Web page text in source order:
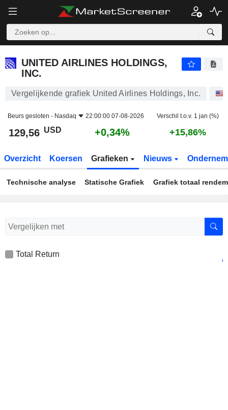
UNITED AIRLINES HOLDINGS,
INC.
Vergelijkende grafiek United Airlines Holdings, Inc.
Beurs gesloten - Nasdaq 22:00:00 07-08-2026 Verschil t.o.v. 1 jan (%)
129,56 USD +0,34% +15,86%
Overzicht Koersen Grafieken Nieuws
Technische analyse Statische Grafiek Grafiek totaal
Total Return